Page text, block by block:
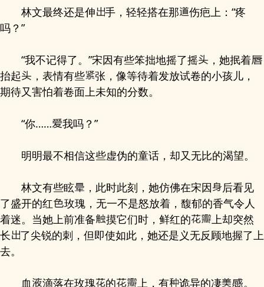
林文最终还是伸 手，轻轻搭在那
伤疤上：“疼
吗？”
“我不记得了。”宋因有些笨拙地摇了摇
，她抿着
抬起
，表情有些
张，像等待着发放试卷的小孩儿，
期待又害怕着卷面上未知的分数。
“你…… 我吗？”
明明最不相信这些虚伪的童话，却又无比的渴望。
林文有些眩 ，此时此刻，她仿佛在宋因
后看见
了盛开的红
玫瑰，无一不是怒放着，馥郁的香气令人
着迷。当她上前准备
摸它们时，鲜红的
上却突然
长
了尖锐的刺，但即使如此，她还是义无反顾地握了上
去。
血 滴落在玫瑰 的 上，有 诡异的凄 。